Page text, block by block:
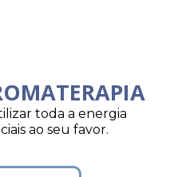
toda a energia
ao seu favor.